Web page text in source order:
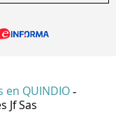
en QUINDIO -
Jf Sas